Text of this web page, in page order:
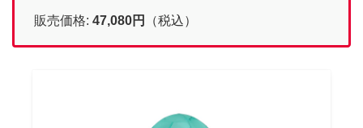
販売価格: 47,080円 （税込）